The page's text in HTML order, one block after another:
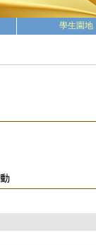
學生園地